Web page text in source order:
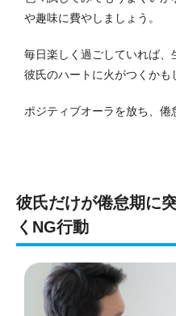
や趣味に費やしましょう。
毎日楽しく過ごしていれば
彼氏のハートに火がつくかも
ポジティブオーラを放ち、倦
彼氏だけが倦怠期に
くNG行動